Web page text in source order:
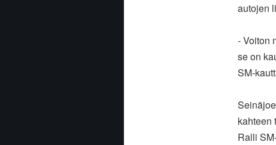
autojen
- Voiton
se on
SM-
kahteen
Ralli